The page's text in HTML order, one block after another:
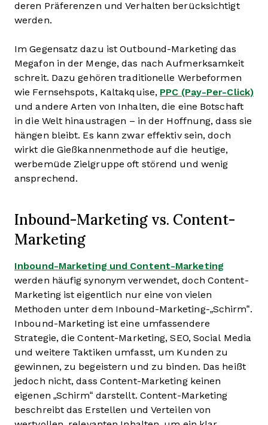
deren Präferenzen und Verhalten berücksichtigt
werden.
Im Gegensatz dazu ist Outbound-Marketing das
Megafon in der Menge, das nach Aufmerksamkeit
schreit. Dazu gehören traditionelle Werbeformen
wie Fernsehspots, Kaltakquise, PPC (Pay-Per-Click)
und andere Arten von Inhalten, die eine Botschaft
in die Welt hinaustragen – in der Hoffnung, dass sie
hängen bleibt. Es kann zwar effektiv sein, doch
wirkt die Gießkannenmethode auf die heutige,
werbemüde Zielgruppe oft störend und wenig
ansprechend.
Inbound-Marketing vs. Content-
Marketing
Inbound-Marketing und Content-Marketing
werden häufig synonym verwendet, doch Content-
Marketing ist eigentlich nur eine von vielen
Methoden unter dem Inbound-Marketing-„Schirm“.
Inbound-Marketing ist eine umfassendere
Strategie, die Content-Marketing, SEO, Social Media
und weitere Taktiken umfasst, um Kunden zu
gewinnen, zu begeistern und zu binden. Das heißt
jedoch nicht, dass Content-Marketing keinen
eigenen „Schirm“ darstellt. Content-Marketing
beschreibt das Erstellen und Verteilen von